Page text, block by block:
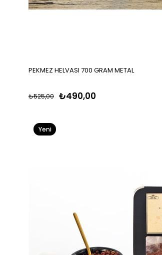
PEKMEZ HELVASI 700 GRAM METAL
₺490,00
₺525,00
Yeni